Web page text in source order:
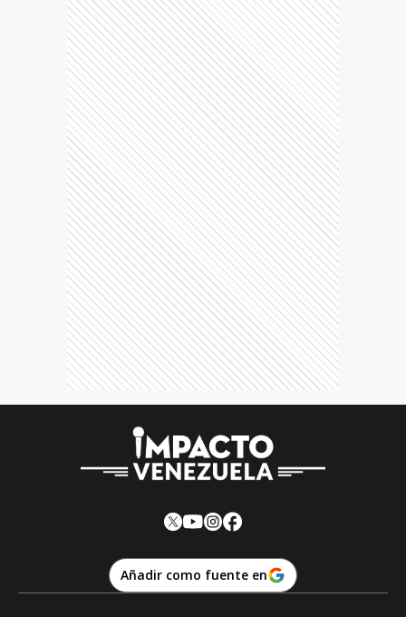
Añadir como fuente en